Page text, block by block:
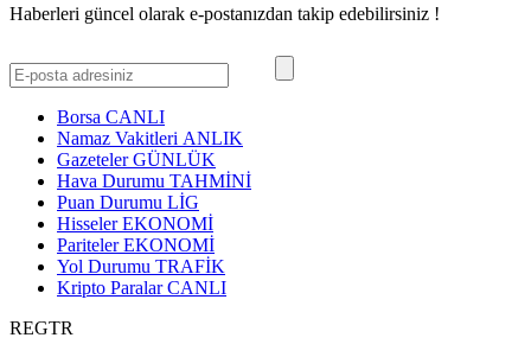
Haberleri güncel olarak e-postanızdan takip edebilirsiniz !
Borsa CANLI
Namaz Vakitleri ANLIK
GazetelerGÜNLÜK
Hava Durumu TAHMİNİ
Puan Durumu LİG
HisselerEKONOMİ
ParitelerEKONOMİ
Yol Durumu TRAFİK
Kripto ParalarCANLI
REGTR